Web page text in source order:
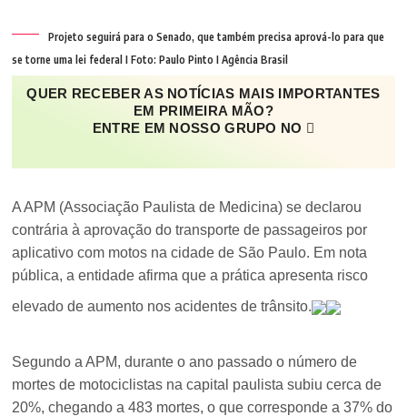
Projeto seguirá para o Senado, que também precisa aprová-lo para que
se torne uma lei federal I Foto: Paulo Pinto I Agência Brasil
QUER RECEBER AS NOTÍCIAS MAIS IMPORTANTES
EM PRIMEIRA MÃO?
ENTRE EM NOSSO GRUPO NO
A APM (Associação Paulista de Medicina) se declarou
contrária à aprovação do transporte de passageiros por
aplicativo com motos na cidade de São Paulo. Em nota
pública, a entidade afirma que a prática apresenta risco
elevado de aumento nos acidentes de trânsito.
Segundo a APM, durante o ano passado o número de
mortes de motociclistas na capital paulista subiu cerca de
20%, chegando a 483 mortes, o que corresponde a 37% do